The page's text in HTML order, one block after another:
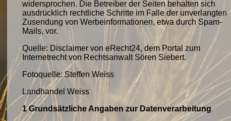
widersprochen. Die Betreiber der Seiten behalten sich
ausdrücklich rechtliche Schritte im Falle der unverlangten
Zusendung von Werbeinformationen, etwa durch Spam-
Mails, vor.
Quelle: Disclaimer von eRecht24, dem Portal zum
Internetrecht von Rechtsanwalt Sören Siebert.
Fotoquelle: Steffen Weiss
Landhandel Weiss
1 Grundsätzliche Angaben zur Datenverarbeitung